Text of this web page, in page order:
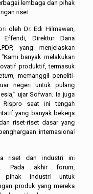
lembaga dan pihak
riset.
oleh Dr. Edi Hilmawan,
Direktur Dana
yang menjelaskan
banyak melakukan
produktif, termasuk
, memanggil peneliti-
negeri untuk pulang
ujar Sofwan. Ia juga
Rispro saat ini tengah
yang banyak bekerja
riset-riset dasar yang
internasional
riset dan industri ini
Pada akhir forum,
pihak industri untuk
produk yang mereka